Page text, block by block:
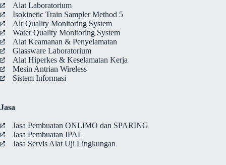
Alat Laboratorium
Isokinetic Train Sampler Method 5
Air Quality Monitoring System
Water Quality Monitoring System
Alat Keamanan & Penyelamatan
Glassware Laboratorium
Alat Hiperkes & Keselamatan Kerja
Mesin Antrian Wireless
Sistem Informasi
Jasa
Jasa Pembuatan ONLIMO dan SPARING
Jasa Pembuatan IPAL
Jasa Servis Alat Uji Lingkungan